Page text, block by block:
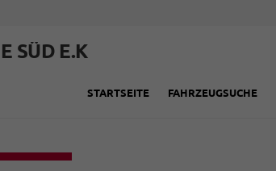
SÜD E.K
STARTSEITE FAHRZEUGSUCHE